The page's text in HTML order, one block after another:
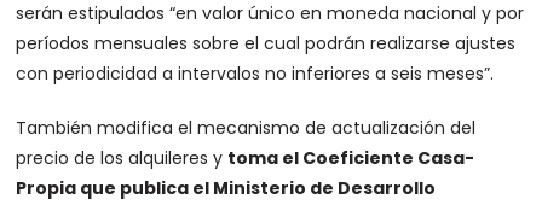
serán estipulados “en valor único en moneda nacional y por
períodos mensuales sobre el cual podrán realizarse ajustes
con periodicidad a intervalos no inferiores a seis meses”.
También modifica el mecanismo de actualización del
precio de los alquileres y toma el Coeficiente Casa-
Propia que publica el Ministerio de Desarrollo